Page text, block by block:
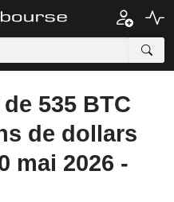
535 BTC
de dollars
mai 2026 -